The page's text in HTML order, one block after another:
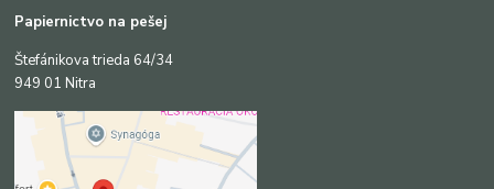
Papiernictvo na pešej
Štefánikova trieda 64/34
949 01 Nitra